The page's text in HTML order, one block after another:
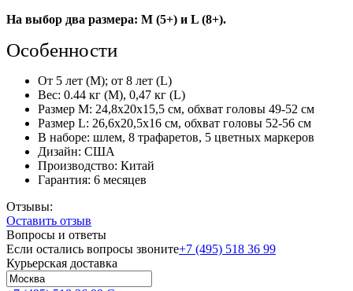
На выбор два размера: M (5+) и L (8+).
Особенности
От 5 лет (М); от 8 лет (L)
Вес: 0.44 кг (М), 0,47 кг (L)
Размер М: 24,8х20х15,5 см, обхват головы 49-52 см
Размер L: 26,6x20,5x16 см, обхват головы 52-56 см
В наборе: шлем, 8 трафаретов, 5 цветных маркеров
Дизайн: США
Производство: Китай
Гарантия: 6 месяцев
Отзывы:
Оставить отзыв
Вопросы и ответы
Если остались вопросы звоните+7 (495) 518 36 99
Курьерская доставка